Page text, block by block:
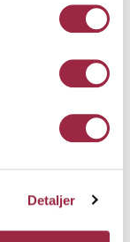
Detaljer